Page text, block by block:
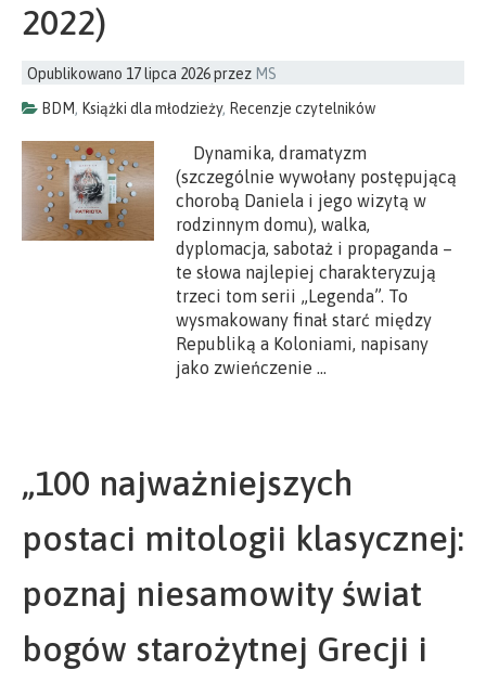
2022)
Opublikowano 17 lipca 2026przez MS
BDM, Książki dla młodzieży, Recenzje czytelników
Dynamika, dramatyzm
(szczególnie wywołany postępującą
chorobą Daniela i jego wizytą w
rodzinnym domu), walka,
dyplomacja, sabotaż i propaganda –
te słowa najlepiej charakteryzują
trzeci tom serii „Legenda”. To
wysmakowany finał starć między
Republiką a Koloniami, napisany
jako zwieńczenie …
„100 najważniejszych
postaci mitologii klasycznej:
poznaj niesamowity świat
bogów starożytnej Grecji i